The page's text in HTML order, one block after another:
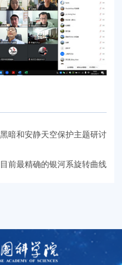
暗和安静天空保护主题研讨
前最精确的银河系旋转曲线